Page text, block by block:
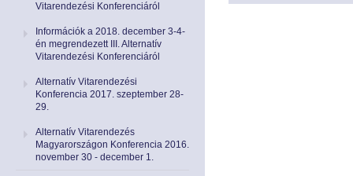
JOGSZABÁLYOK
Közös jogszabályok
Pénzpiac
Tökepiac
JOGSZABÁLYOK
Közös jogszabályok
Pénzpiac
Tökepiac
Vitarendezési Konferenciáról
Információk a 2018. december 3-4-
én megrendezett III. Alternatív
Vitarendezési Konferenciáról
Alternatív Vitarendezési
Konferencia 2017. szeptember 28-
29.
Alternatív Vitarendezés
Magyarországon Konferencia 2016.
november 30 - december 1.